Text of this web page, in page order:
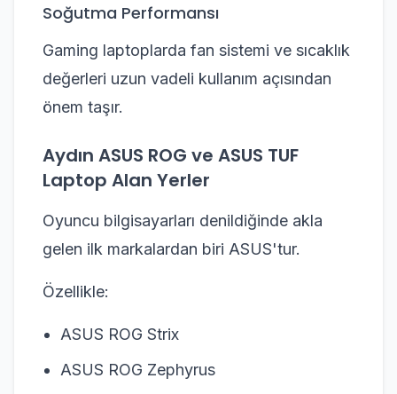
Soğutma Performansı
Gaming laptoplarda fan sistemi ve sıcaklık
değerleri uzun vadeli kullanım açısından
önem taşır.
Aydın ASUS ROG ve ASUS TUF
Laptop Alan Yerler
Oyuncu bilgisayarları denildiğinde akla
gelen ilk markalardan biri ASUS'tur.
Özellikle:
ASUS ROG Strix
ASUS ROG Zephyrus